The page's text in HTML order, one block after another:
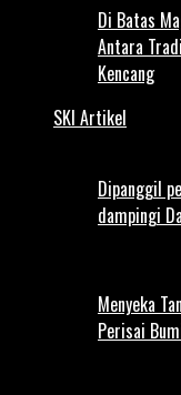
Di Batas
Antara
Kencang
SKI Artikel
Dipanggil
dampingi
Menyeka
Perisai